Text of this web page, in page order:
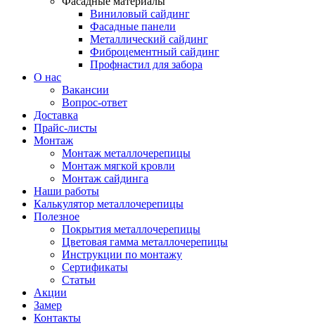
Виниловый сайдинг
Фасадные панели
Металлический сайдинг
Фиброцементный сайдинг
Профнастил для забора
О нас
Вакансии
Вопрос-ответ
Доставка
Прайс-листы
Монтаж
Монтаж металлочерепицы
Монтаж мягкой кровли
Монтаж сайдинга
Наши работы
Калькулятор металлочерепицы
Полезное
Покрытия металлочерепицы
Цветовая гамма металлочерепицы
Инструкции по монтажу
Сертификаты
Статьи
Акции
Замер
Контакты